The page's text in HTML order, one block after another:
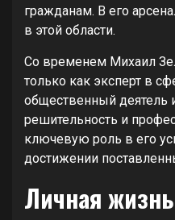
гражданам. В его
в этой области.
Со временем Михаил
только как эксперт в
общественный деятель
решительность и
ключевую роль в его
достижении
Личная